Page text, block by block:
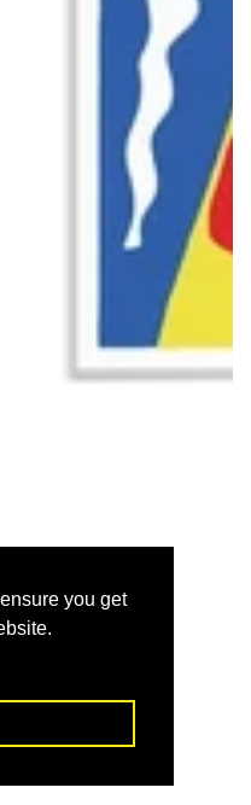
you get